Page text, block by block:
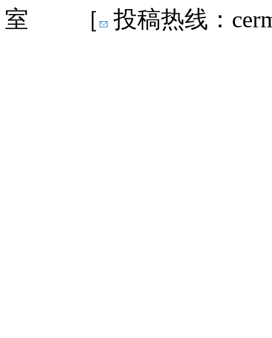
室 ［
投稿热线：